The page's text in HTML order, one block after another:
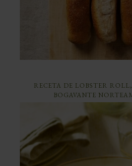
RECETA DE LOBSTER
BOGAVANTE